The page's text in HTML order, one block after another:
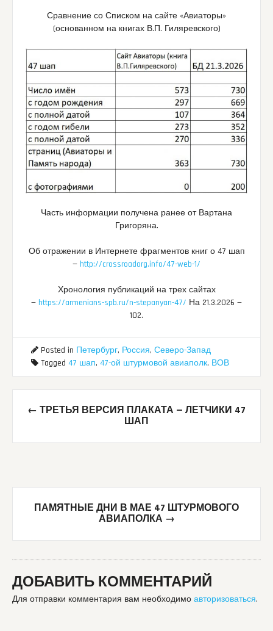
Сравнение со Списком на сайте «Авиаторы»
(основанном на книгах В.П. Гиляревского)
Часть информации получена ранее от Вартана
Григоряна.
Об отражении в Интернете фрагментов книг о 47 шап
— http://crossroadorg.info/47-web-1/
Хронология публикаций на трех сайтах
— https://armenians-spb.ru/n-stepanyan-47/ На 21.3.2026 —
102.
Posted in Петербург, Россия, Северо-Запад
Tagged 47 шап, 47-ой штурмовой авиаполк, ВОВ
Post
← ТРЕТЬЯ ВЕРСИЯ ПЛАКАТА — ЛЕТЧИКИ 47
ШАП
ПАМЯТНЫЕ ДНИ В МАЕ 47 ШТУРМОВОГО
АВИАПОЛКА →
ДОБАВИТЬ КОММЕНТАРИЙ
Для отправки комментария вам необходимо авторизоваться.